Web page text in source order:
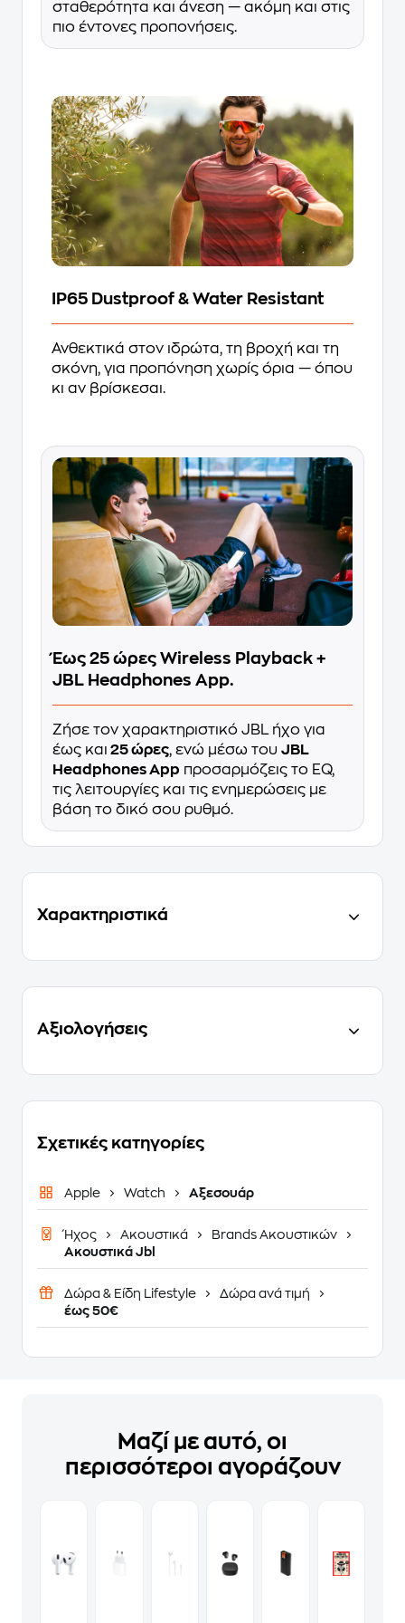
σταθερότητα και άνεση — ακόμη και στις
πιο έντονες προπονήσεις.
IP65 Dustproof & Water Resistant
Ανθεκτικά στον ιδρώτα, τη βροχή και τη
σκόνη, για προπόνηση χωρίς όρια — όπου
κι αν βρίσκεσαι.
Έως 25 ώρες Wireless Playback +
JBL Headphones App.
Ζήσε τον χαρακτηριστικό JBL ήχο για
έως και 25 ώρες, ενώ μέσω του JBL
Headphones App προσαρμόζεις το EQ,
τις λειτουργίες και τις ενημερώσεις με
βάση το δικό σου ρυθμό.
Χαρακτηριστικά
Αξιολογήσεις
Σχετικές κατηγορίες
Apple Watch Αξεσουάρ
Ήχος Ακουστικά
Brands Ακουστικών
Ακουστικά Jbl
Δώρα & Είδη Lifestyle
Δώρα ανά τιμή
έως 50€
Μαζί με αυτό, οι
περισσότεροι αγοράζουν